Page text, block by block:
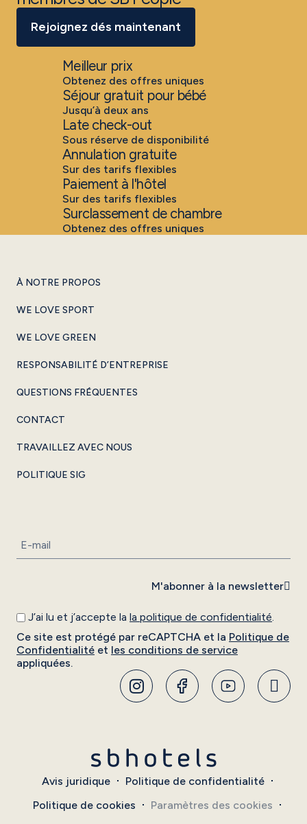
Rejoignez dés maintenant
Meilleur prix
Obtenez des offres uniques
Séjour gratuit pour bébé
Jusqu’à deux ans
Late check-out
Sous réserve de disponibilité
Annulation gratuite
Sur des tarifs flexibles
Paiement à l'hôtel
Sur des tarifs flexibles
Surclassement de chambre
Obtenez des offres uniques
À NOTRE PROPOS
WE LOVE SPORT
WE LOVE GREEN
RESPONSABILITÉ D’ENTREPRISE
QUESTIONS FRÉQUENTES
CONTACT
TRAVAILLEZ AVEC NOUS
POLITIQUE SIG
J’ai lu et j’accepte la la politique de confidentialité.
Ce site est protégé par reCAPTCHA et la Politique de
Confidentialité et les conditions de service
appliquées.
M'abonner à la newsletter
Avis juridique
Politique de confidentialité
Politique de cookies
Paramètres des cookies